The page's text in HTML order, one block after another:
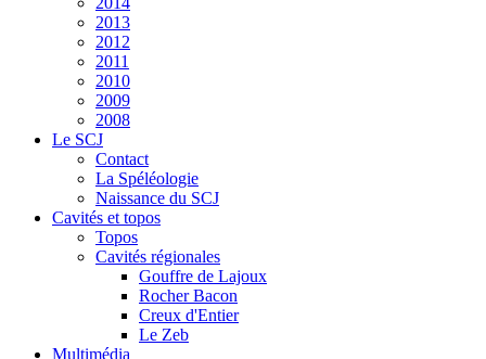
2013
2012
2011
2010
2009
2008
Le SCJ
Contact
La Spéléologie
Naissance du SCJ
Cavités et topos
Topos
Cavités régionales
Gouffre de Lajoux
Rocher Bacon
Creux d'Entier
Le Zeb
Multimédia